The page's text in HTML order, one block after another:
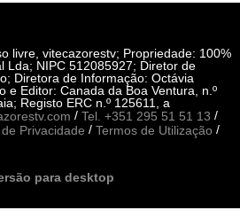
livre, vitecazorestv; Propriedade: 100%
Lda; NIPC 512085927; Diretor de
Diretora de Informação: Octávia
e Editor: Canada da Boa Ventura, n.º
Registo ERC n.º 125611, a
/ Tel. +351 295 51 51 13 /
Privacidade / Termos de Utilização /
para desktop